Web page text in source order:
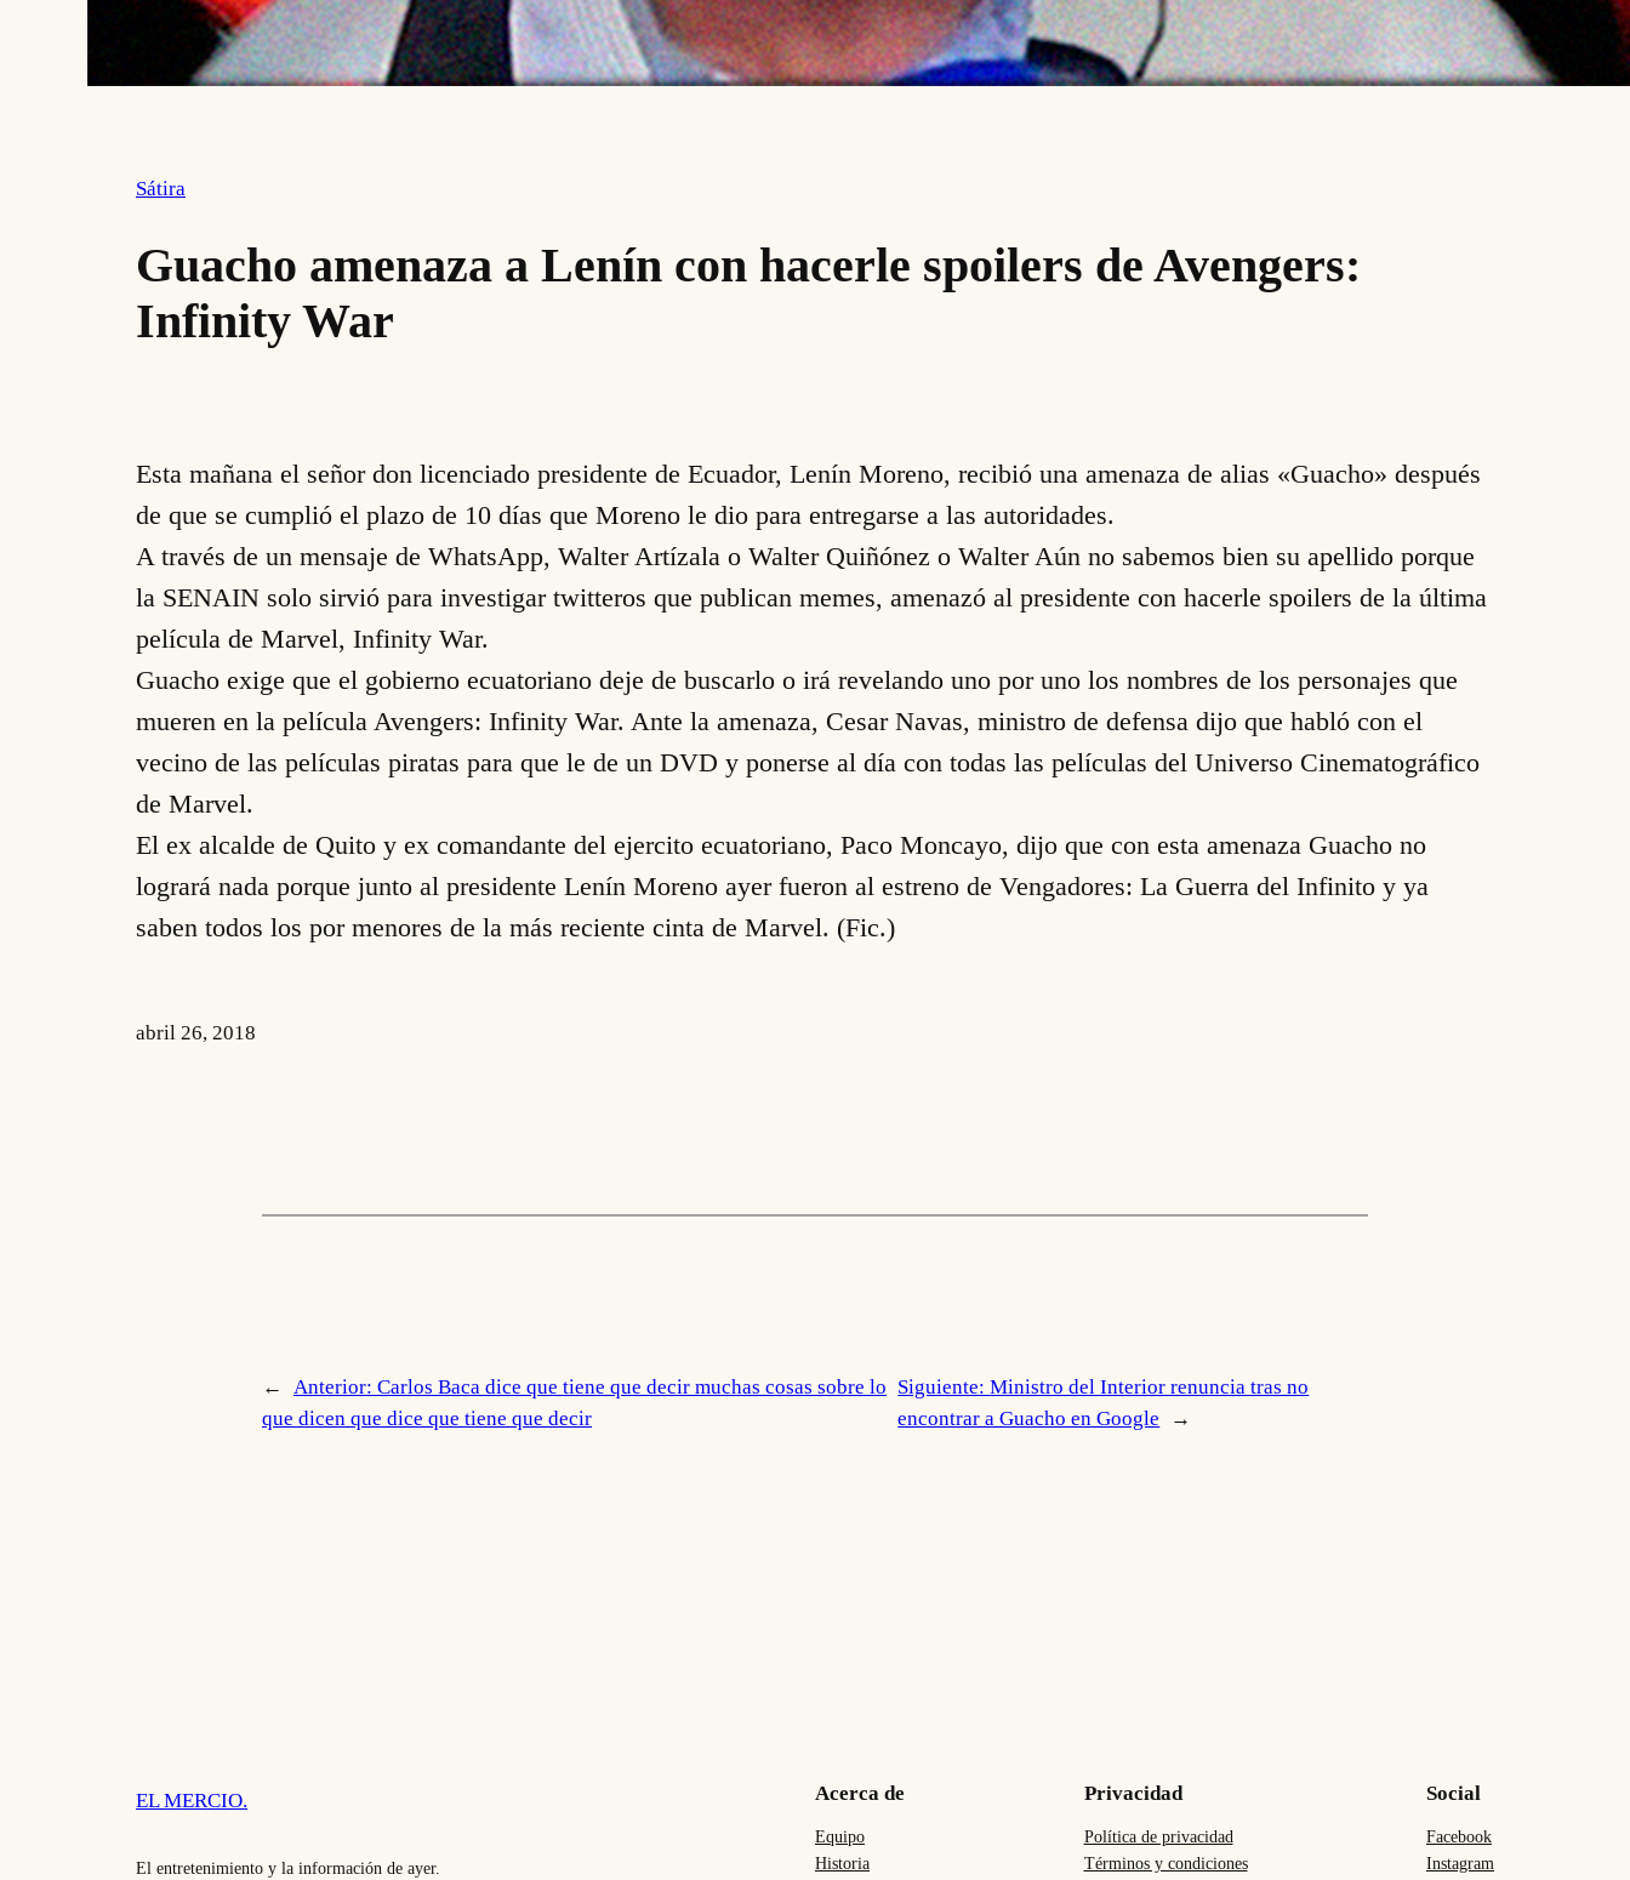
Sátira
Guacho amenaza a Lenín con hacerle spoilers de Avengers:
Infinity War
Esta mañana el señor don licenciado presidente de Ecuador, Lenín Moreno, recibió una amenaza de alias «Guacho» después
de que se cumplió el plazo de 10 días que Moreno le dio para entregarse a las autoridades.
A través de un mensaje de WhatsApp, Walter Artízala o Walter Quiñónez o Walter Aún no sabemos bien su apellido porque
la SENAIN solo sirvió para investigar twitteros que publican memes, amenazó al presidente con hacerle spoilers de la última
película de Marvel, Infinity War.
Guacho exige que el gobierno ecuatoriano deje de buscarlo o irá revelando uno por uno los nombres de los personajes que
mueren en la película Avengers: Infinity War. Ante la amenaza, Cesar Navas, ministro de defensa dijo que habló con el
vecino de las películas piratas para que le de un DVD y ponerse al día con todas las películas del Universo Cinematográfico
de Marvel.
El ex alcalde de Quito y ex comandante del ejercito ecuatoriano, Paco Moncayo, dijo que con esta amenaza Guacho no
logrará nada porque junto al presidente Lenín Moreno ayer fueron al estreno de Vengadores: La Guerra del Infinito y ya
saben todos los por menores de la más reciente cinta de Marvel. (Fic.)
abril 26, 2018
← Anterior: Carlos Baca dice que tiene que decir muchas cosas sobre lo
que dicen que dice que tiene que decir
Siguiente:Ministro del Interior renuncia tras no
encontrar a Guacho en Google
→
EL MERCIO.
El entretenimiento y la información de ayer.
Acerca de
Equipo
Historia
Privacidad
Política de privacidad
Términos y condiciones
Social
Facebook
Instagram